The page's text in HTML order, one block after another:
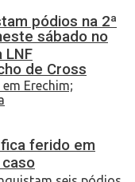
pódios na 2ª
de Cross
sábado no
LNF
ferido em
caso